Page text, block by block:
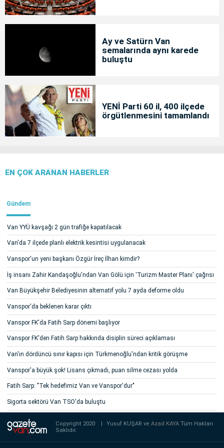
Ay ve Satürn Van
semalarında aynı karede
buluştu
YENİ Parti 60 il, 400 ilçede
örgütlenmesini tamamlandı
EN ÇOK ARANAN HABERLER
Gündem
Van YYÜ kavşağı 2 gün trafiğe kapatılacak
Van'da 7 ilçede planlı elektrik kesintisi uygulanacak
Vanspor'un yeni başkanı Özgür İreç İlhan kimdir?
İş insanı Zahir Kandaşoğlu'ndan Van Gölü için 'Turizm Master Planı' çağrısı
Van Büyükşehir Belediyesinin alternatif yolu 7 ayda deforme oldu
Vanspor'da beklenen karar çıktı
Vanspor FK'da Fatih Sarp dönemi başlıyor
Vanspor FK'den Fatih Sarp hakkında disiplin süreci açıklaması
Van'ın dördüncü sınır kapısı için Türkmenoğlu'ndan kritik görüşme
Vanspor'a büyük şok! Lisans çıkmadı, puan silme cezası yolda
Fatih Sarp: "Tek hedefimiz Van ve Vanspor'dur"
Sigorta sektörü Van TSO'da buluştu
Copyright 2020 | Yusuf KUŞAR veAzad KAYATüm Hakları
Saklıdır.